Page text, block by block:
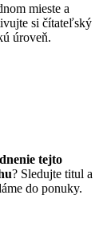
mieste a
si čítateľský
úroveň.
tejto
? Sledujte titul a
do ponuky.